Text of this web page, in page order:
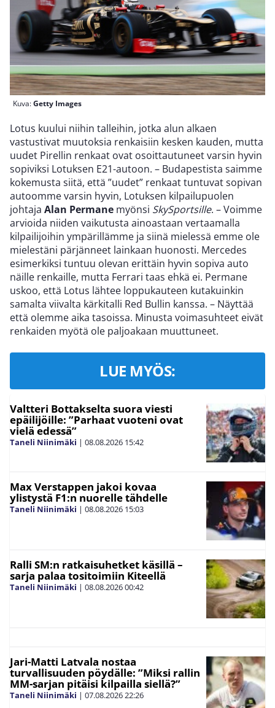
Kuva:Getty Images
Lotus kuului niihin talleihin, jotka alun alkaen
vastustivat muutoksia renkaisiin kesken kauden, mutta
uudet Pirellin renkaat ovat osoittautuneet varsin hyvin
sopiviksi Lotuksen E21-autoon. – Budapestista saimme
kokemusta siitä, että ”uudet” renkaat tuntuvat sopivan
autoomme varsin hyvin, Lotuksen kilpailupuolen
johtaja Alan Permane myönsi SkySportsille. – Voimme
arvioida niiden vaikutusta ainoastaan vertaamalla
kilpailijoihin ympärillämme ja siinä mielessä emme ole
mielestäni pärjänneet lainkaan huonosti. Mercedes
esimerkiksi tuntuu olevan erittäin hyvin sopiva auto
näille renkaille, mutta Ferrari taas ehkä ei. Permane
uskoo, että Lotus lähtee loppukauteen kutakuinkin
samalta viivalta kärkitalli Red Bullin kanssa. – Näyttää
että olemme aika tasoissa. Minusta voimasuhteet eivät
renkaiden myötä ole paljoakaan muuttuneet.
LUE MYÖS:
Valtteri Bottakselta suora viesti
epäilijöille: ”Parhaat vuoteni ovat
vielä edessä”
Taneli Niinimäki | 08.08.2026 15:42
Max Verstappen jakoi kovaa
ylistystä F1:n nuorelle tähdelle
Taneli Niinimäki | 08.08.2026 15:03
Ralli SM:n ratkaisuhetket käsillä –
sarja palaa tositoimiin Kiteellä
Taneli Niinimäki | 08.08.202600:42
Jari-Matti Latvala nostaa
turvallisuuden pöydälle: ”Miksi rallin
MM-sarjan pitäisi kilpailla siellä?”
Taneli Niinimäki | 07.08.202622:26